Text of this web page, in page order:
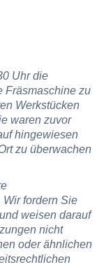
Uhr die
Fräsmaschine zu
Werkstücken
waren zuvor
hingewiesen
zu überwachen
fordern Sie
weisen darauf
nicht
oder ähnlichen